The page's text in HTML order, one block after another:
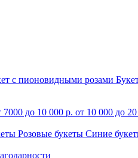
с пионовидными розами
7000 до 10 000 р. от 10 000 до
Розовые букеты Синие